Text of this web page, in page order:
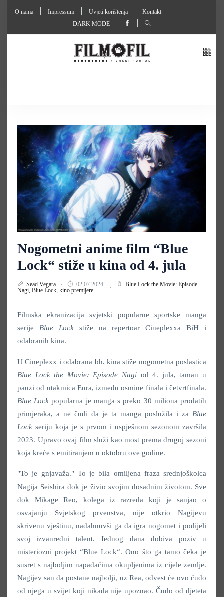
O nama Impressum Uvjeti korištenja
Kontakt
DARK MODE
Nogometni anime film “Blue
Lock“ stiže u kina od 4. jula
Sead Vegara 02.07.2024.
Blue Lock the Movie: Episode
Nagi, Blue Lock, kino premijere
Filmska ekranizacija svjetski popularne sportske manga
serije Blue Lock stiže na repertoar Cineplexxa BiH i
odabranih kina.
U Cineplexx i odabrana bh. kina stiže nogometna poslastica
Blue Lock the Movie: Episode Nagi od 4. jula, taman u
pauzi od utakmica Eura, između osmine finala i četvrtfinala.
Blue Lock popularna je manga s preko 30 miliona prodatih
primjeraka, a ne čudi da je ta manga poslužila i za Blue
Lock seriju koja je s prvom i uspješnom sezonom završila
2023. Upravo ovaj film služi kao most prema drugoj sezoni
koja kreće s emitiranjem u oktobru ove godine.
"To je gnjavaža." To je bila omiljena fraza srednjoškolca
Nagija Seishira dok je živio svojim dosadnim životom. Sve
dok Mikage Reo, kolega iz razreda koji je sanjao o
osvajanju Svjetskog prvenstva, nije otkrio Nagijevu
skrivenu vještinu, nadahnuvši ga da igra nogomet i podijeli
svoj izvanredni talent. Jednog dana dobiva poziv u
misteriozni projekt “Blue Lock“. Ono što ga tamo čeka je
susret s najboljim napadačima okupljenima iz cijele zemlje.
Nagijev san da postane najbolji, uz Rea, odvest će ovo čudo
od njega u svijet koji nikada nije upoznao. Čudo od djeteta